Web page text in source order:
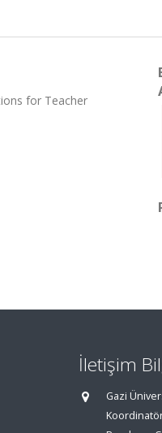
for Teacher
İletişim
Gazi